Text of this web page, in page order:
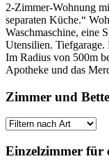
2-Zimmer-Wohnung
separaten Küche.“
Waschmaschine, eine
Utensilien. Tiefgarage.
Im Radius von 500m
Apotheke und das
Zimmer und
Einzelzimmer für